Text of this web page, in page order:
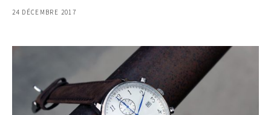
24 DÉCEMBRE 2017